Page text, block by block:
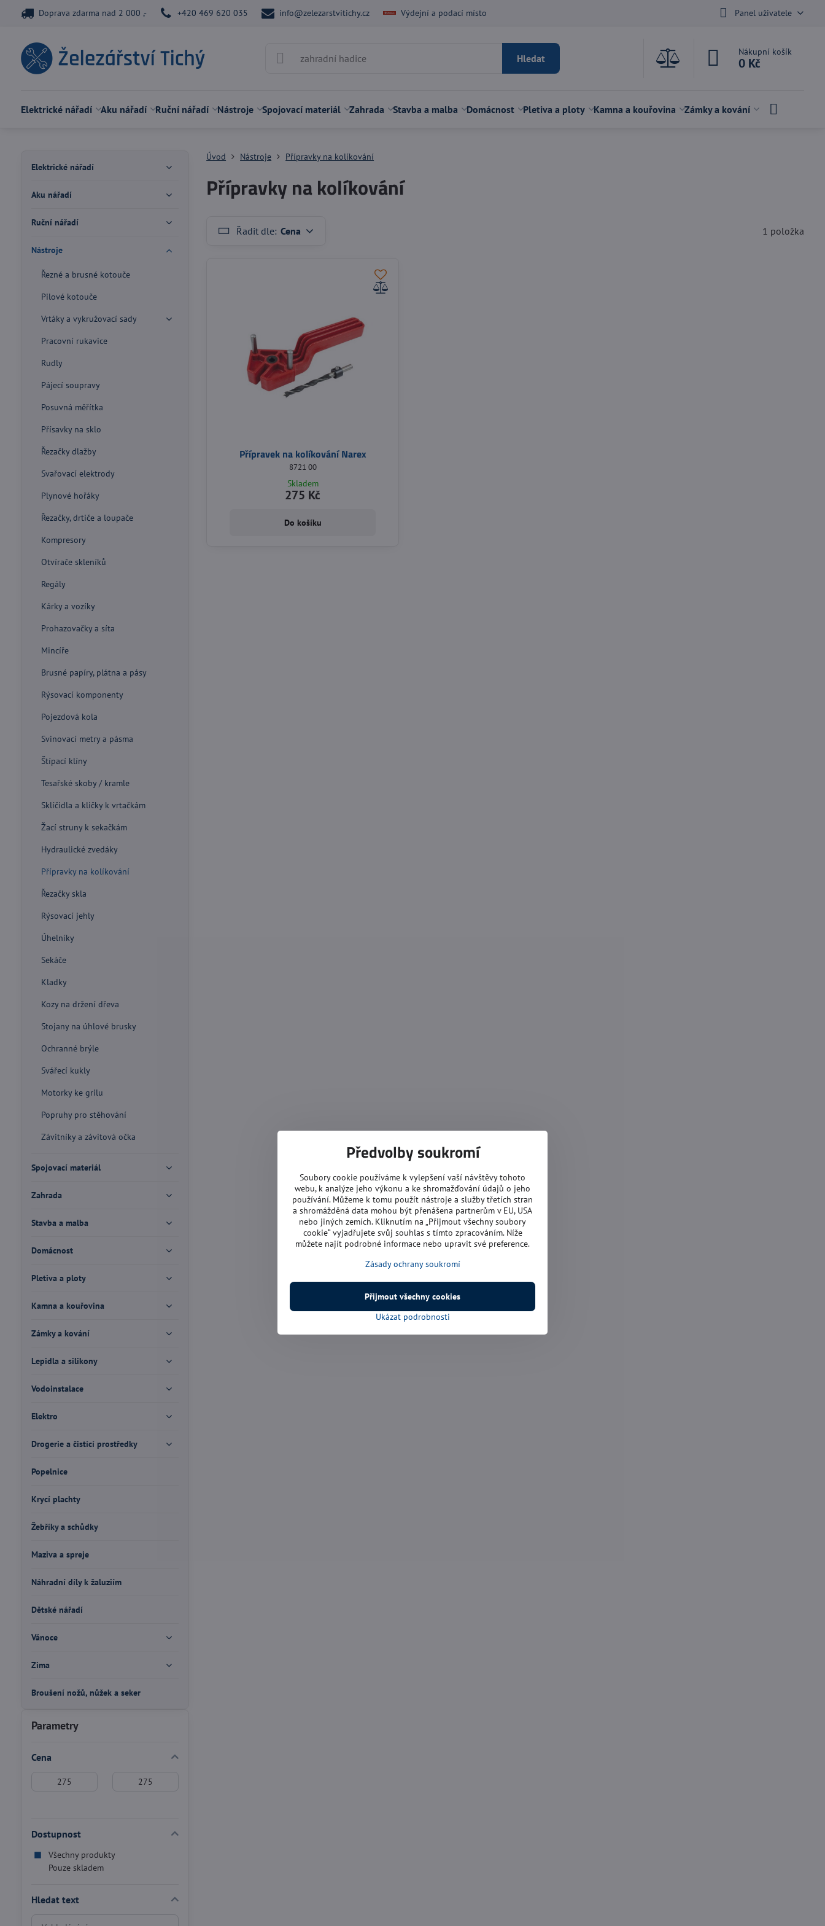
Doprava zdarma nad 2 000 ,- +420 469 620 035 info@zelezarstvitichy.cz Výdejní a podací místo Panel uživatele
Hledat
Nákupní košík
0 Kč
Elektrické nářadí Aku nářadí Ruční nářadí Nástroje Spojovací materiál Zahrada Stavba a malba Domácnost Pletiva a ploty Kamna a kouřovina Zámky a kování
Úvod Nástroje Přípravky na kolíkování
Přípravky na kolíkování
Řadit dle: Cena 1 položka
Přípravek na kolíkování Narex
8721 00
Skladem
275 Kč
Do košíku
Parametry
Cena
Dostupnost
Všechny produkty
Pouze skladem
Hledat text
Prohledat
Elektrické nářadí
Aku nářadí
Ruční nářadí
Nástroje
Řezné a brusné kotouče
Pilové kotouče
Vrtáky a vykružovací sady
Pracovní rukavice
Rudly
Pájecí soupravy
Posuvná měřítka
Přísavky na sklo
Řezačky dlažby
Svařovací elektrody
Plynové hořáky
Řezačky, drtiče a loupače
Kompresory
Otvírače skleníků
Regály
Kárky a vozíky
Prohazovačky a síta
Mincíře
Brusné papíry, plátna a pásy
Rýsovací komponenty
Pojezdová kola
Svinovací metry a pásma
Štípací klíny
Tesařské skoby / kramle
Sklíčidla a kličky k vrtačkám
Žací struny k sekačkám
Hydraulické zvedáky
Přípravky na kolíkování
Řezačky skla
Rýsovací jehly
Úhelníky
Sekáče
Kladky
Kozy na držení dřeva
Stojany na úhlové brusky
Ochranné brýle
Svářecí kukly
Motorky ke grilu
Popruhy pro stěhování
Závitníky a závitová očka
Spojovací materiál
Zahrada
Stavba a malba
Domácnost
Pletiva a ploty
Kamna a kouřovina
Zámky a kování
Lepidla a silikony
Vodoinstalace
Elektro
Drogerie a čistící prostředky
Popelnice
Krycí plachty
Žebříky a schůdky
Maziva a spreje
Náhradní díly k žaluziím
Dětské nářadí
Vánoce
Zima
Broušení nožů, nůžek a seker
Předvolby soukromí
Soubory cookie používáme k vylepšení vaší návštěvy tohoto
webu, k analýze jeho výkonu a ke shromažďování údajů o jeho
používání. Můžeme k tomu použít nástroje a služby třetích stran
a shromážděná data mohou být přenášena partnerům v EU, USA
nebo jiných zemích. Kliknutím na „Přijmout všechny soubory
cookie“ vyjadřujete svůj souhlas s tímto zpracováním. Níže
můžete najít podrobné informace nebo upravit své preference.
Zásady ochrany soukromí
Ukázat podrobnosti
Přijmout všechny cookies